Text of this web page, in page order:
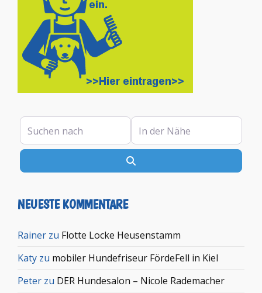
Suchen nach In der Nähe
NEUESTE KOMMENTARE
Rainer zu Flotte Locke Heusenstamm
Katy zu mobiler Hundefriseur FördeFell in Kiel
Peter zu DER Hundesalon – Nicole Rademacher